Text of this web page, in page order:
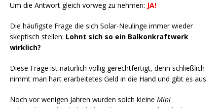
Um die Antwort gleich vorweg zu nehmen: JA!
Die häufigste Frage die sich Solar-Neulinge immer wieder
skeptisch stellen: Lohnt sich so ein Balkonkraftwerk
wirklich?
Diese Frage ist natürlich völlig gerechtfertigt, denn schließlich
nimmt man hart erarbeitetes Geld in die Hand und gibt es aus.
Noch vor wenigen Jahren wurden solch kleine Mini